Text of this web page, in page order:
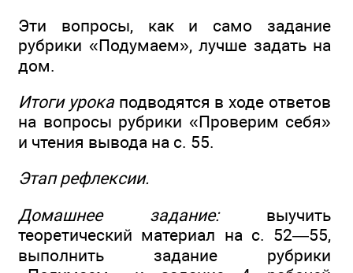
Эти вопросы, как и само задание
рубрики «Подумаем», лучше задать на
дом.
Итоги урокаподводятся в ходе ответов
на вопросы рубрики «Проверим себя»
и чтения вывода на с. 55.
Этап рефлексии.
Домашнее задание:выучить
теоретический материал на с. 52—55,
выполнить задание рубрики